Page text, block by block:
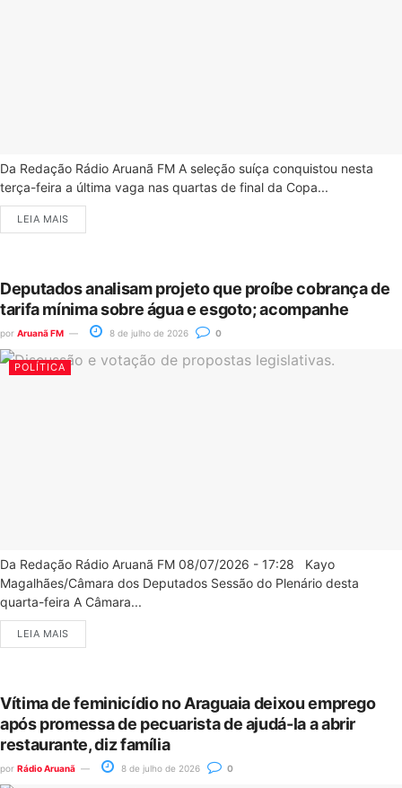
Da Redação Rádio Aruanã FM A seleção suíça conquistou nesta
terça-feira a última vaga nas quartas de final da Copa...
LEIA MAIS
Deputados analisam projeto que proíbe cobrança de
tarifa mínima sobre água e esgoto; acompanhe
por Aruanã FM 8 de julho de 2026 0
POLÍTICA
Da Redação Rádio Aruanã FM 08/07/2026 - 17:28 Kayo
Magalhães/Câmara dos Deputados Sessão do Plenário desta
quarta-feira A Câmara...
LEIA MAIS
Vítima de feminicídio no Araguaia deixou emprego
após promessa de pecuarista de ajudá-la a abrir
restaurante, diz família
por Rádio Aruanã 8 de julho de 2026 0